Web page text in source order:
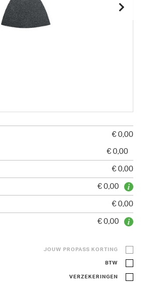
€ 0,00
€ 0,00
€ 0,00
€ 0,00
€ 0,00
€ 0,00
JOUW PROPASS KORTING
BTW
VERZEKERINGEN